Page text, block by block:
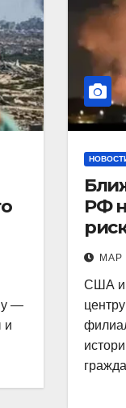
—
и
РФ
МАР
США и